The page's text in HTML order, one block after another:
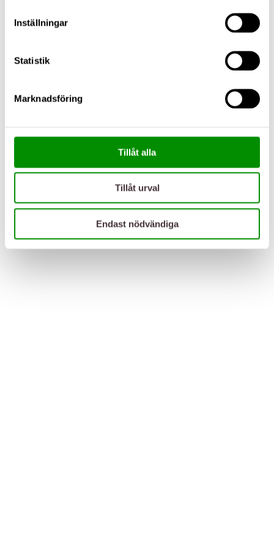
Inställningar
Statistik
Marknadsföring
Tillåt alla
Tillåt urval
Endast nödvändiga